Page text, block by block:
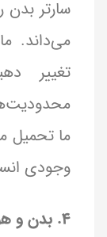
سارتر
می‌داند.
تغییر
ما تحمیل
وجودی
4. بدن و هویت: